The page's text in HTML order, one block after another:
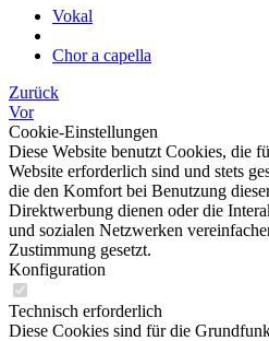
Vokal
Chor a capella
Zurück
Vor
Cookie-Einstellungen
Diese Website benutzt Cookies, die
Website erforderlich sind und stets
die den Komfort bei Benutzung
Direktwerbung dienen oder die
und sozialen Netzwerken
Zustimmung gesetzt.
Konfiguration
Technisch erforderlich
Diese Cookies sind für die